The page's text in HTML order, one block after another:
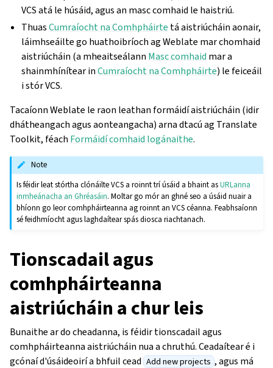
VCS atá le húsáid, agus an masc comhaid le haistriú.
ThuasCumraíocht na Comhpháirte tá aistriúcháin aonair,
láimhseáilte go huathoibríoch ag Weblate mar chomhaid
aistriúcháin (a mheaitseálann Masc comhaid mar a
shainmhínítear inCumraíocht na Comhpháirte) le feiceáil
i stór VCS.
Tacaíonn Weblate le raon leathan formáidí aistriúcháin (idir
dhátheangach agus aonteangacha) arna dtacú ag Translate
Toolkit, féach Formáidí comhaid logánaithe.
Note
Is féidir leat stórtha clónáilte VCS a roinnt trí úsáid a bhaint asURLanna
inmheánacha an Ghréasáin. Moltar go mór an ghné seo a úsáid nuair a
bhíonn go leor comhpháirteanna ag roinnt an VCS céanna. Feabhsaíonn
sé feidhmíocht agus laghdaítear spás diosca riachtanach.
Tionscadail agus
comhpháirteanna
aistriúcháin a chur leis
Bunaithe ar do cheadanna, is féidir tionscadail agus
comhpháirteanna aistriúcháin nua a chruthú. Ceadaítear é i
gcónaí d'úsáideoirí a bhfuil cead Add new projects , agus má